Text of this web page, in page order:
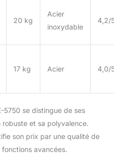
20 kg
Acier
inoxydable
4,2/
17 kg Acier 4,0/
5750 se distingue de ses
et sa polyvalence.
son prix par une qualité de
avancées.